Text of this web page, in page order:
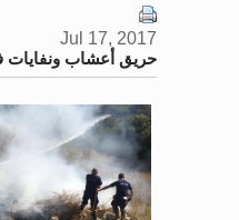
Jul 17, 2017
حريق أعشاب ونفايات